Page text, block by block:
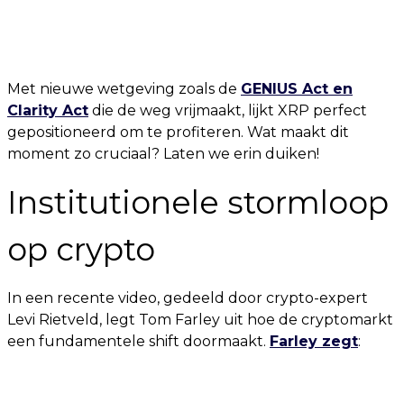
Met nieuwe wetgeving zoals de GENIUS Act en
Clarity Act die de weg vrijmaakt, lijkt XRP perfect
gepositioneerd om te profiteren. Wat maakt dit
moment zo cruciaal? Laten we erin duiken!
Institutionele stormloop
op crypto
In een recente video, gedeeld door crypto-expert
Levi Rietveld, legt Tom Farley uit hoe de cryptomarkt
een fundamentele shift doormaakt. Farley zegt: